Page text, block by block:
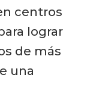
centros
lograr
de más
una